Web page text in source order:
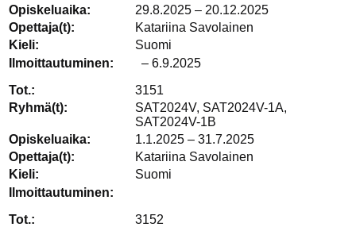
29.8.2025 – 20.12.2025
Katariina Savolainen
Suomi
– 6.9.2025
3151
SAT2024V, SAT2024V-1A,
SAT2024V-1B
1.1.2025 – 31.7.2025
Katariina Savolainen
Suomi
3152